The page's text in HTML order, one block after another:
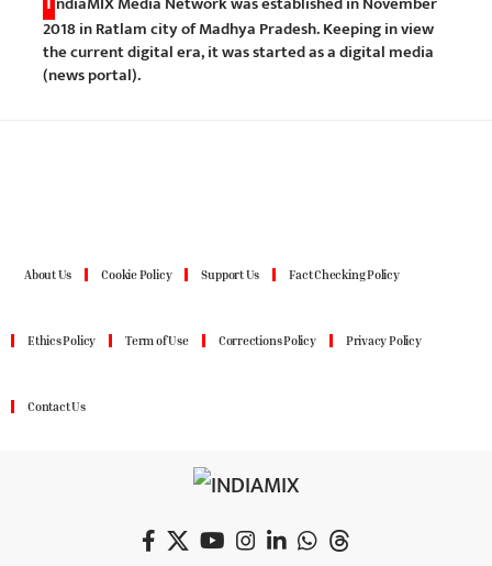
2018 in Ratlam city of Madhya Pradesh. Keeping in view
the current digital era, it was started as a digital media
(news portal).
About Us Cookie Policy Support Us Fact Checking Policy
Ethics Policy Term of Use Corrections Policy Privacy Policy
Contact Us